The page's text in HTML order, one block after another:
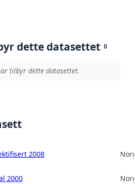
dette datasettet 0
tilbyr dette datasettet.
2008
2000